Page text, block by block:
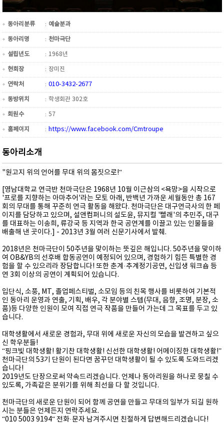
동아리분류 예술분과
동아리명 천마극단
설립년도 1968년
현회장 장미진
연락처 010-3432-2677
동방위치 학생회관 302호
회원수 57
홈페이지 https://www.facebook.com/Cmtroupe
동아리소개
"원고지 위의 언어를 무대 위의 몸짓으로!“
[영남대학교 연극반 천마극단은 1968년 10월 이근삼의 <욕망>을 시작으로
'프로를 지향하는 아마추어'라는 모토 아래, 반백년 가까운 세월동안 총 167
회의 무대를 통해 꾸준히 연극 활동을 해왔다. 천마극단은 대구연극사의 한 페
이지를 담당하고 있으며, 설앤컴퍼니의 설도윤, 뮤지컬 '빨래'의 추민주, 대구
를 대표하는 이송희, 류강국 등 지역과 한국 공연계를 이끌고 있는 인물들을
배출해 낸 곳이다.] - 2013년 3월 여러 신문기사에서 발췌.
2018년은 천마극단이 50주년을 맞이하는 뜻깊은 해입니다. 50주년을 맞이하
여 OB&YB의 선후배 합동공연이 예정되어 있으며, 경험하기 힘든 특별한 경
험을 할 수 있으리라 장담합니다! 또한 춘계·추계정기공연, 신입생 워크숍 등
연 3회 이상의 공연이 계획되어 있습니다.
입단식, 소풍, MT, 졸업페스티벌, 소모임 등의 친목 행사를 비롯하여 기본적
인 동아리 운영과 연출, 기획, 배우, 각 분야별 스텝(무대, 음향, 조명, 분장, 소
품)등 다양한 인원이 모여 직접 연극 작품을 만들어 가는데 그 목표를 두고 있
습니다.
대학생활에서 새로운 경험과, 무대 위에 새로운 자신의 모습을 발견하고 싶으
신 학우분들!
“핑크빛 대학생활! 활기찬 대학생활! 신선한 대학생활! 어메이징한 대학생활!”
천마극단의 53기 단원이 된다면 꿈꾸던 대학생활이 될 수 있도록 도와드리겠
습니다!
2019년도 단장으로써 약속드리겠습니다. 언제나 동아리원을 하나로 뭉칠 수
있도록, 가족같은 분위기를 위해 최선을 다 할 것입니다.
천마극단의 새로운 단원이 되어 함께 공연을 만들고 무대의 일부가 되길 원하
시는 분들은 언제든지 연락주세요.
“010 5003 9194“ 전화·문자 남겨주시면 친절하게 답변해드리겠습니다!